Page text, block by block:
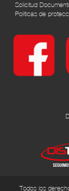
Solicitud
Políticas de
Todos los